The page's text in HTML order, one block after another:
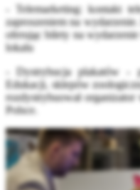
- Telemarketing: kontakt
zaproszeniem na
oferując bilety na
lokalu
- Dystrybucja plakatów -
Edukacji, sklepów
rozdystrybuował
Polsce.